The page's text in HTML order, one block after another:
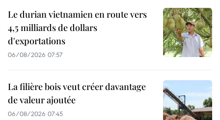
Le durian vietnamien en route vers
4,5 milliards de dollars
d'exportations
06/08/2026 07:57
La filière bois veut créer davantage
de valeur ajoutée
06/08/2026 07:45